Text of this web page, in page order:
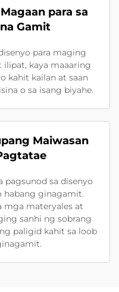
para sa
Gamit
para maging
kaya maaaring
kahit kailan at saan
o sa isang biyahe.
Maiwasan
pagsunod sa disenyo
habang ginagamit.
mga materyales at
sanhi ng sobrang
paligid kahit sa loob